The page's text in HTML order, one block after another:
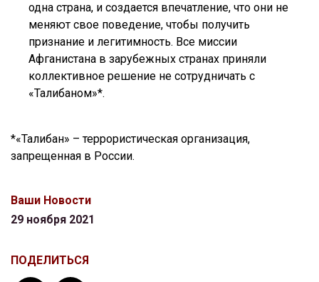
одна страна, и создается впечатление, что они не
меняют свое поведение, чтобы получить
признание и легитимность. Все миссии
Афганистана в зарубежных странах приняли
коллективное решение не сотрудничать с
«Талибаном»*.
*«Талибан» – террористическая организация,
запрещенная в России.
Ваши Новости
29 ноября 2021
ПОДЕЛИТЬСЯ